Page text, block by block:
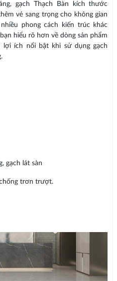
gạch Thạch Bàn kích thước
vẻ sang trọng cho không gian
phong cách kiến trúc khác
hiểu rõ hơn về dòng sản phẩm
lợi ích nổi bật khi sử dụng gạch
gạch lát sàn
trơn trượt.